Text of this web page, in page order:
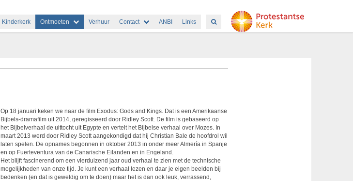
Kinderkerk Ontmoeten Verhuur Contact ANBI Links
Op 18 januari keken we naar de film Exodus: Gods and Kings. Dat is een Amerikaanse
Bijbels-dramafilm uit 2014, geregisseerd door Ridley Scott. De film is gebaseerd op
het Bijbelverhaal de uittocht uit Egypte en vertelt het Bijbelse verhaal over Mozes. In
maart 2013 werd door Ridley Scott aangekondigd dat hij Christian Bale de hoofdrol wil
laten spelen. De opnames begonnen in oktober 2013 in onder meer Almería in Spanje
en op Fuerteventura van de Canarische Eilanden en in Engeland.
Het blijft fascinerend om een vierduizend jaar oud verhaal te zien met de technische
mogelijkheden van onze tijd. Je kunt een verhaal lezen en daar je eigen beelden bij
bedenken (en dat is geweldig om te doen) maar het is dan ook leuk, verrassend,